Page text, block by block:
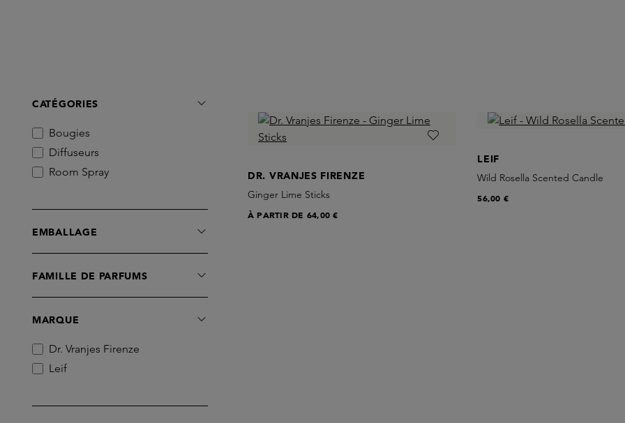
CATÉGORIES
Bougies
Diffuseurs
Room Spray
EMBALLAGE
FAMILLE DE PARFUMS
MARQUE
Dr. Vranjes Firenze
Leif
DR. VRANJES FIRENZE
Ginger Lime Sticks
À PARTIR DE 64,00 €
LEIF
Wild Rosella Scented Candle
56,00 €